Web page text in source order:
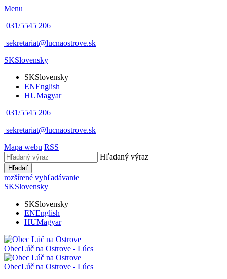
Menu
031/5545 206
sekretariat@lucnaostrove.sk
SKSlovensky
SKSlovensky
ENEnglish
HUMagyar
031/5545 206
sekretariat@lucnaostrove.sk
Mapa webu RSS
Hľadaný výraz
Hľadať
rozšírené vyhľadávanie
SKSlovensky
SKSlovensky
ENEnglish
HUMagyar
ObecLúč na Ostrove - Lúcs
ObecLúč na Ostrove - Lúcs